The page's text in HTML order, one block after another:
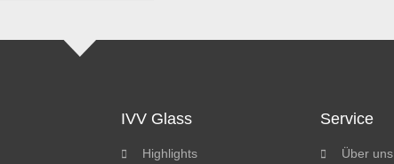
IVV Glass
Highlights
Service
Über uns